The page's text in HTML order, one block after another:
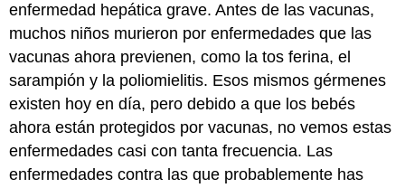
enfermedad hepática grave. Antes de las vacunas,
muchos niños murieron por enfermedades que las
vacunas ahora previenen, como la tos ferina, el
sarampión y la poliomielitis. Esos mismos gérmenes
existen hoy en día, pero debido a que los bebés
ahora están protegidos por vacunas, no vemos estas
enfermedades casi con tanta frecuencia. Las
enfermedades contra las que probablemente has